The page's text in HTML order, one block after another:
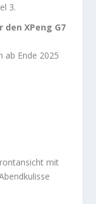
3.
XPeng G7
ab Ende 2025
mit